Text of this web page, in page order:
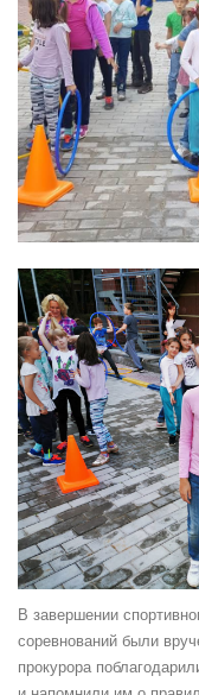
В завершении
соревнований были
прокурора